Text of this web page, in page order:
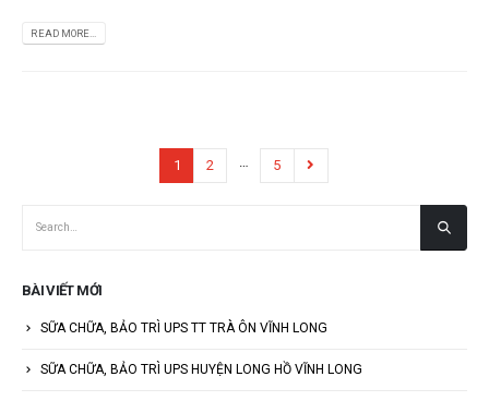
READ MORE...
1 2 … 5
BÀI VIẾT MỚI
SỮA CHỮA, BẢO TRÌ UPS TT TRÀ ÔN VĨNH LONG
SỮA CHỮA, BẢO TRÌ UPS HUYỆN LONG HỒ VĨNH LONG